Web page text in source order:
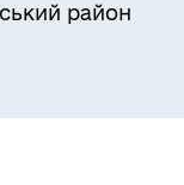
район